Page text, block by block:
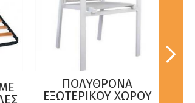
ΠΟΛΥΘΡΟΝΑ
ΕΞΩΤΕΡΙΚΟΥ ΧΩΡΟΥ